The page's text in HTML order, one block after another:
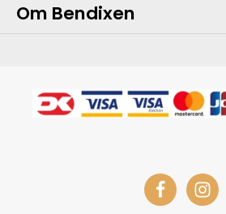
Om Bendixen